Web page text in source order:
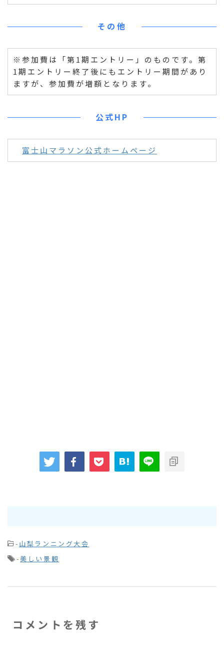
その他
※参加費は「第1期エントリー」のものです。第
1期エントリー終了後にもエントリー期間があり
ますが、参加費が増額となります。
公式HP
富士山マラソン公式ホームページ
- 山梨ランニング大会
-美しい景観
コメントを残す